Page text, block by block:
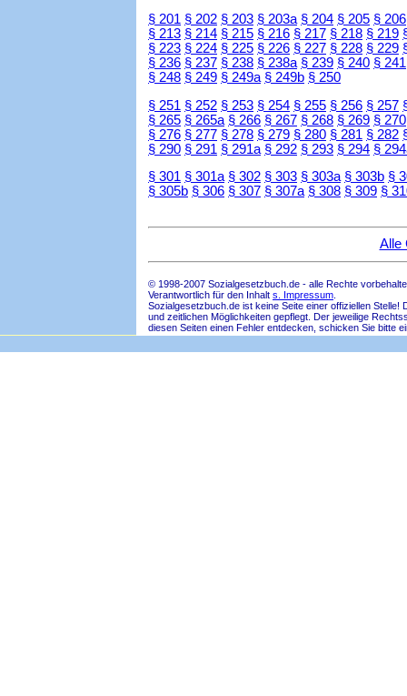
§ 201 § 202 § 203 § 203a § 204 § 205 § 206
§ 213 § 214 § 215 § 216 § 217 § 218 § 219
§ 223 § 224 § 225 § 226 § 227 § 228 § 229
§ 236 § 237 § 238 § 238a § 239 § 240 § 241
§ 248 § 249 § 249a § 249b § 250
§ 251 § 252 § 253 § 254 § 255 § 256 § 257
§ 265 § 265a § 266 § 267 § 268 § 269 § 270
§ 276 § 277 § 278 § 279 § 280 § 281 § 282
§ 290 § 291 § 291a § 292 § 293 § 294 §
§ 301 § 301a § 302 § 303 § 303a § 303b §
§ 305b § 306 § 307 § 307a § 308 § 309 §
Alle
© 1998-2007 Sozialgesetzbuch.de - alle Rechte
Verantwortlich für den Inhalt s. Impressum
Sozialgesetzbuch.de ist keine Seite einer offiziellen
und zeitlichen Möglichkeiten gepflegt. Der jeweilige
diesen Seiten einen Fehler entdecken, schicken Sie bitte